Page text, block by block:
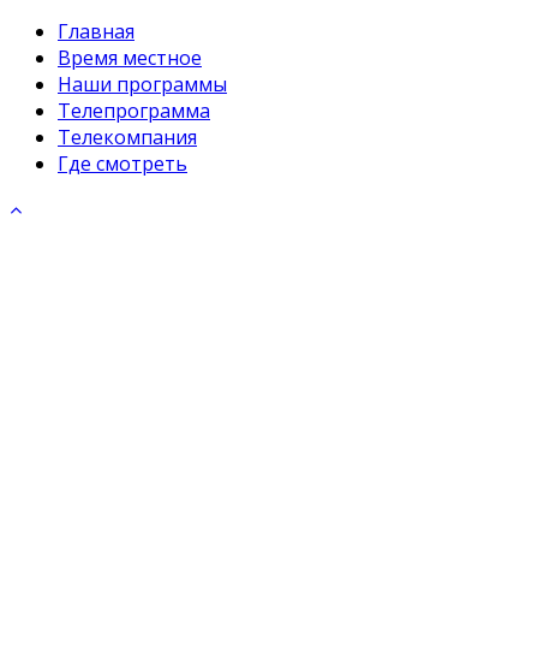
Главная
Время местное
Наши программы
Телепрограмма
Телекомпания
Где смотреть